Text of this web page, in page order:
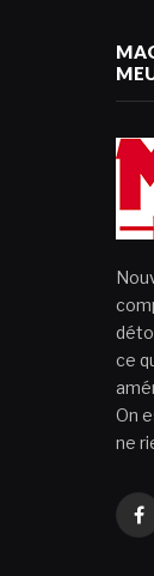
ce
On
ne